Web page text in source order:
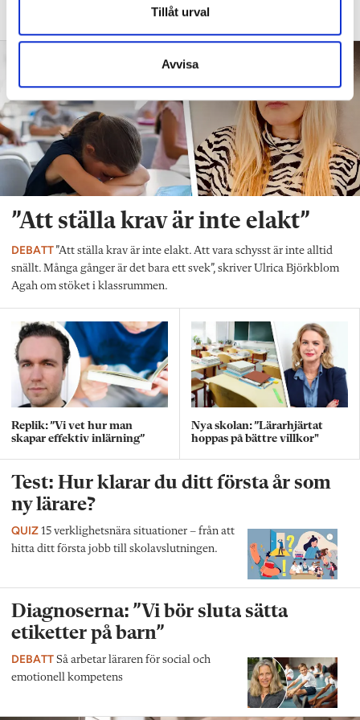
Tillåt urval
Avvisa
”Att ställa krav är inte elakt”
DEBATT”Att ställa krav är inte elakt. Att vara schysst är inte alltid
snällt. Många gånger är det bara ett svek”, skriver Ulrica Björkblom
Agah om stöket i klassrummen.
Replik: ”Vi vet hur man
skapar effektiv inlärning”
Nya skolan: ”Lärarhjärtat
hoppas på bättre villkor"
Test: Hur klarar du ditt första år som
ny lärare?
QUIZ 15 verklighetsnära situationer – från att
hitta ditt första jobb till skolavslutningen.
Diagnoserna: ”Vi bör sluta sätta
etiketter på barn”
DEBATT Så arbetar läraren för social och
emotionell kompetens